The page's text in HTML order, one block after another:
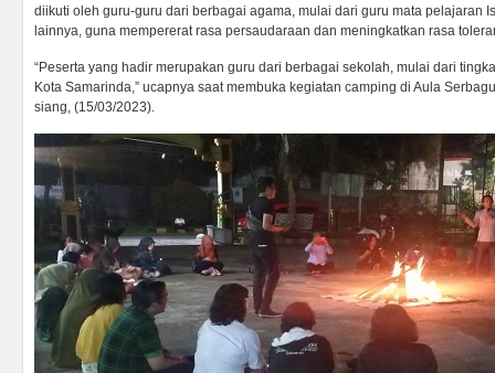
diikuti oleh guru-guru dari berbagai agama, mulai dari guru mata pelajaran
lainnya, guna mempererat rasa persaudaraan dan meningkatkan rasa
“Peserta yang hadir merupakan guru dari berbagai sekolah, mulai dari
Kota Samarinda,” ucapnya saat membuka kegiatan camping di Aula
siang, (15/03/2023).